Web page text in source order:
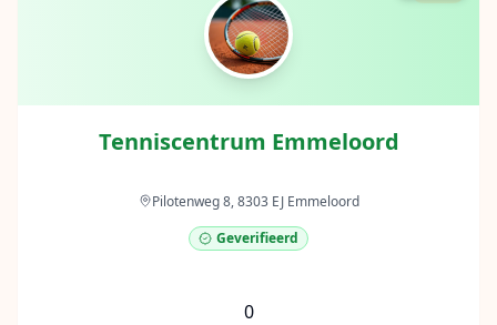
Tenniscentrum Emmeloord
Pilotenweg 8, 8303 EJ Emmeloord
Geverifieerd
0